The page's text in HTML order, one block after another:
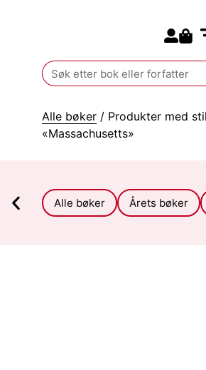
Search
for:
Alle bøker / Produkter med
«Massachusetts»
Alle bøker Årets bøker